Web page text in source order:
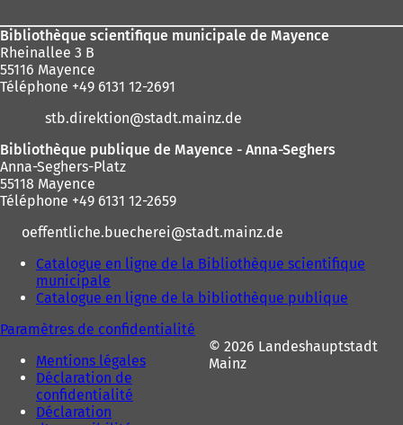
o
u
e
l
o
n
g
t
o
u
g
Bibliothèque scientifique municipale de Mayence
Rheinallee 3 B
55116 Mayence
Téléphone +49 6131 12-2691
stb.direktion
stadt.mainz de
Bibliothèque publique de Mayence - Anna-Seghers
Anna-Seghers-Platz
55118 Mayence
Téléphone +49 6131 12-2659
oeffentliche.buecherei
stadt.mainz de
Catalogue en ligne de la Bibliothèque scientifique
municipale
S
o
v
r
e
d
Catalogue en ligne de la bibliothèque publique
o
Paramètres de confidentialité
Mentions légales
Déclaration de
confidentialité
Déclaration
© 2026 Landeshauptstadt
Mainz